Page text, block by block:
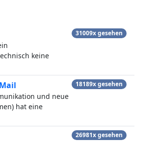
keine
31009x gesehen
und neue
hat eine
18189x gesehen
26981x gesehen